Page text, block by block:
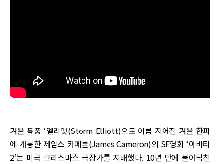
겨울 폭풍 ‘엘리엇(Storm Elliott)으로 이름 지어진 겨울 한파
에 개봉한 제임스 카메론(James Cameron)의 SF영화 ‘아바타
2’는 미국 크리스마스 극장가를 지배했다. 10년 만에 불어닥친